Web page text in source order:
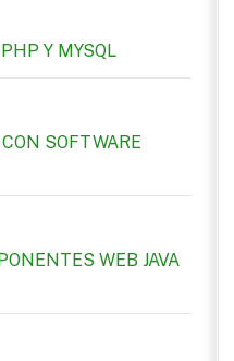
Y MYSQL
SOFTWARE
WEB JAVA